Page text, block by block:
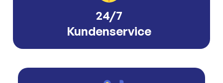
24/7
Kundenservice